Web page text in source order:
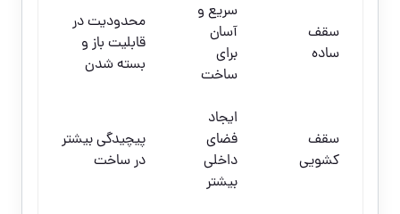
سقف
ساده
سریع و
آسان
برای
ساخت
محدودیت در
قابلیت باز و
بسته شدن
سقف
کشویی
ایجاد
فضای
داخلی
بیشتر
پیچیدگی بیشتر
در ساخت